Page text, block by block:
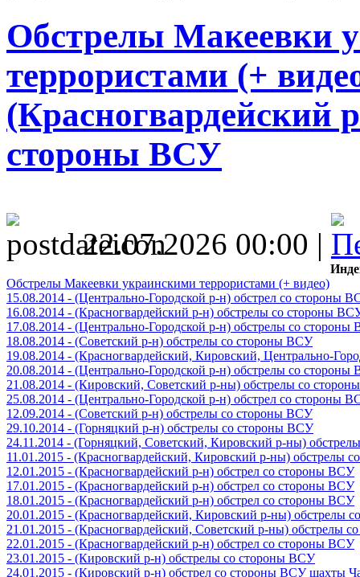
Обстрелы Макеевки
террористами (+
(Красногвардейский
стороны ВСУ
22.07.2026 00:00 |
Обстрелы Макеевки украинскими террористами (+ видео)
15.08.2014 - (Центрально-Городской р-н) обстрел со стороны
16.08.2014 - (Красногвардейский р-н) обстрелы со стороны
17.08.2014 - (Центрально-Городской р-н) обстрелы со стороны
18.08.2014 - (Советский р-н) обстрелы со стороны ВСУ
19.08.2014 - (Красногвардейский, Кировский, Центрально-
20.08.2014 - (Центрально-Городской р-н) обстрелы со стороны
21.08.2014 - (Кировский, Советский р-ны) обстрелы со
25.08.2014 - (Центрально-Городской р-н) обстрел со стороны
12.09.2014 - (Советский р-н) обстрелы со стороны ВСУ
29.10.2014 - (Горняцкий р-н) обстрелы со стороны ВСУ
24.11.2014 - (Горняцкий, Советский, Кировский р-ны)
11.01.2015 - (Красногвардейский, Кировский р-ны) обстрелы
12.01.2015 - (Красногвардейский р-н) обстрел со стороны ВСУ
17.01.2015 - (Красногвардейский р-н) обстрел со стороны ВСУ
18.01.2015 - (Красногвардейский р-н) обстрел со стороны ВСУ
20.01.2015 - (Красногвардейский, Кировский р-ны) обстрелы
21.01.2015 - (Красногвардейский, Советский р-ны) обстрелы
22.01.2015 - (Красногвардейский р-н) обстрел со стороны ВСУ
23.01.2015 - (Кировский р-н) обстрелы со стороны ВСУ
24.01.2015 - (Кировский р-н) обстрел со стороны ВСУ шахты